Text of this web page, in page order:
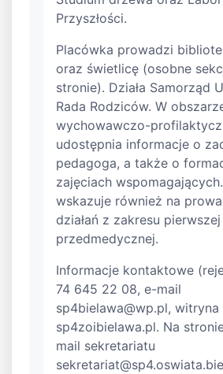
Przyszłości.
Placówka prowadzi
oraz świetlicę (osobne
stronie). Działa Samorząd
Rada Rodziców. W
wychowawczo-
udostępnia informacje o
pedagoga, a także o
zajęciach
wskazuje również na
działań z zakresu
przedmedycznej.
Informacje kontaktowe
74 645 22 08, e-mail
sp4bielawa@wp.pl, witryna
sp4zoibielawa.pl. Na
mail sekretariatu